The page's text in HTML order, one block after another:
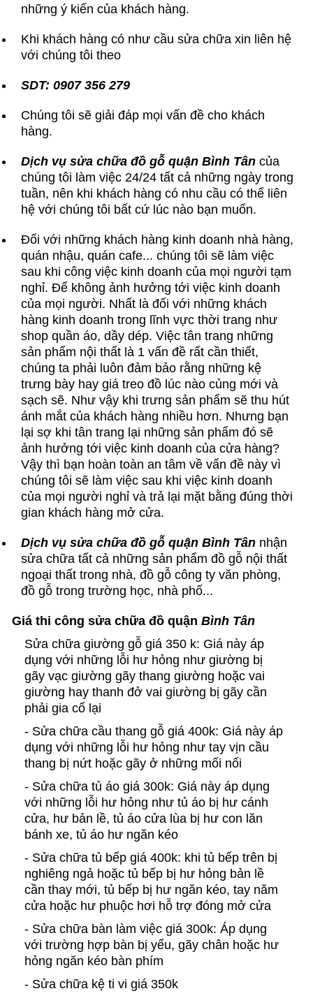
những ý kiến của khách hàng.
Khi khách hàng có như cầu sửa chữa xin liên hệ
với chúng tôi theo
SDT: 0907 356 279
Chúng tôi sẽ giải đáp mọi vấn đề cho khách
hàng.
Dịch vụ sửa chữa đồ gỗ quận Bình Tân của
chúng tôi làm việc 24/24 tất cả những ngày trong
tuần, nên khi khách hàng có nhu cầu có thể liên
hệ với chúng tôi bất cứ lúc nào bạn muốn.
Đối với những khách hàng kinh doanh nhà hàng,
quán nhậu, quán cafe... chúng tôi sẽ làm việc
sau khi công việc kinh doanh của mọi người tạm
nghỉ. Để không ảnh hưởng tới việc kinh doanh
của mọi người. Nhất là đối với những khách
hàng kinh doanh trong lĩnh vực thời trang như
shop quần áo, dầy dép. Việc tân trang những
sản phẩm nội thất là 1 vấn đề rất cần thiết,
chúng ta phải luôn đảm bảo rằng những kệ
trưng bày hay giá treo đồ lúc nào củng mới và
sạch sẽ. Như vậy khi trưng sản phẩm sẽ thu hút
ánh mắt của khách hàng nhiều hơn. Nhưng bạn
lại sợ khi tân trang lại những sản phẩm đó sẽ
ảnh hưởng tới việc kinh doanh của cửa hàng?
Vậy thì bạn hoàn toàn an tâm về vấn đề này vì
chúng tôi sẽ làm việc sau khi việc kinh doanh
của mọi người nghỉ và trả lại mặt bằng đúng thời
gian khách hàng mở cửa.
Dịch vụ sửa chữa đồ gỗ quận Bình Tân nhận
sửa chữa tất cả những sản phẩm đồ gỗ nội thất
ngoại thất trong nhà, đồ gỗ công ty văn phòng,
đồ gỗ trong trường học, nhà phố...
Giá thi công sửa chữa đồ quận Bình Tân
Sửa chữa giường gỗ giá 350 k: Giá này áp
dụng với những lỗi hư hỏng như giường bị
gãy vạc giường gãy thang giường hoặc vai
giường hay thanh đở vai giường bị gãy cần
phải gia cố lại
- Sửa chữa cầu thang gỗ giá 400k: Giá này áp
dụng với những lỗi hư hỏng như tay vịn cầu
thang bị nứt hoặc gãy ở những mối nối
- Sửa chữa tủ áo giá 300k: Giá này áp dụng
với những lỗi hư hỏng như tủ áo bị hư cánh
cửa, hư bản lề, tủ áo cửa lùa bị hư con lăn
bánh xe, tủ áo hư ngăn kéo
- Sửa chữa tủ bếp giá 400k: khi tủ bếp trên bị
nghiêng ngả hoặc tủ bếp bị hư hỏng bản lề
cần thay mới, tủ bếp bị hư ngăn kéo, tay năm
cửa hoặc hư phuộc hơi hỗ trợ đóng mở cửa
- Sửa chữa bàn làm việc giá 300k: Áp dụng
với trường hợp bàn bị yếu, gãy chân hoặc hư
hỏng ngăn kéo bàn phím
- Sửa chữa kệ ti vi giá 350k